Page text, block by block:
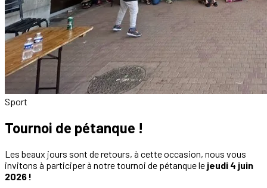
Sport
Tournoi de pétanque !
Les beaux jours sont de retours, à cette occasion, nous vous
invitons à participer à notre tournoi de pétanque le jeudi 4 juin
2026 !